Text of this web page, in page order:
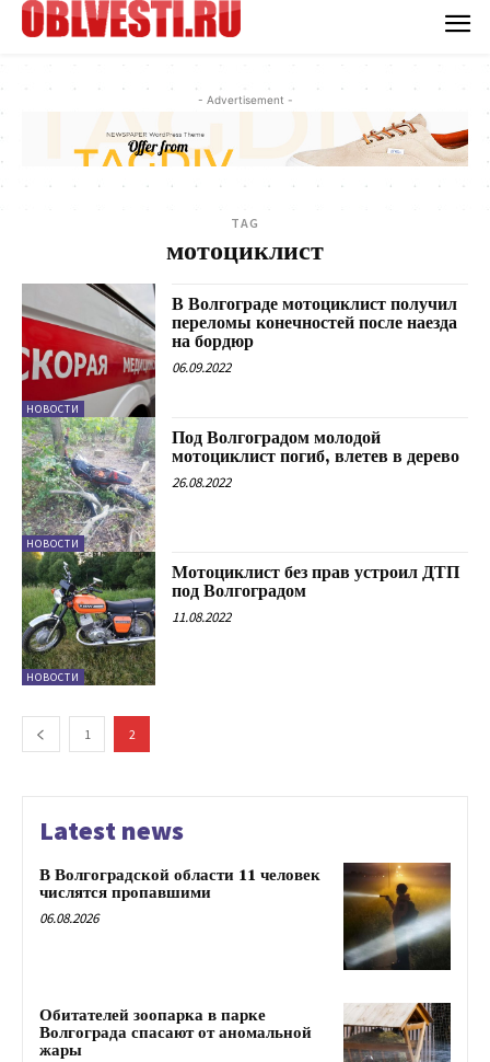
- Advertisement -
TAG
мотоциклист
НОВОСТИ
В Волгограде мотоциклист получил
переломы конечностей после наезда
на бордюр
06.09.2022
НОВОСТИ
Под Волгоградом молодой
мотоциклист погиб, влетев в дерево
26.08.2022
НОВОСТИ
Мотоциклист без прав устроил ДТП
под Волгоградом
11.08.2022
1 2
Latest news
В Волгоградской области 11 человек
числятся пропавшими
06.08.2026
Обитателей зоопарка в парке
Волгограда спасают от аномальной
жары